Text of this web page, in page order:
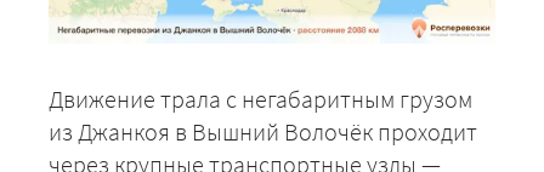
Движение трала с негабаритным грузом
из Джанкоя в Вышний Волочёк проходит
через крупные транспортные узлы —